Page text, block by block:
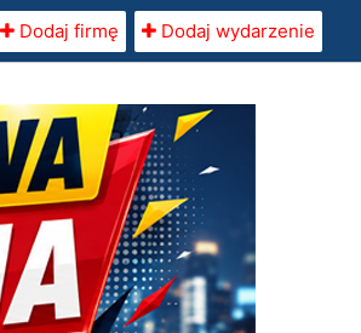
Dodaj firmę Dodaj wydarzenie